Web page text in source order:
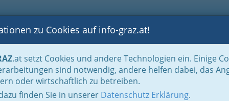
BLOGS FOTOS GASTRONOMIE BRANCHEN
zu Cookies auf info-graz.at!
.at setzt Cookies und andere Technologien ein. Einige
sind notwendig, andere helfen dabei, das
oder wirtschaftlich zu betreiben.
finden Sie in unserer Datenschutz Erklärung.
und Consulting Technische Büros - Ingenieurbüros Kulturtechnik
Büro für